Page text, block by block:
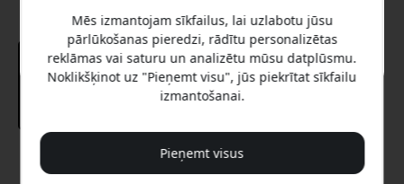
Ieteicamā cena
Mēs izmantojam sīkfailus, lai uzlabotu jūsu
pārlūkošanas pieredzi, rādītu personalizētas
reklāmas vai saturu un analizētu mūsu datplūsmu.
Noklikšķinot uz "Pieņemt visu", jūs piekrītat sīkfailu
izmantošanai.
Pieņemt visus
Nē, es labāk maksātu pilnu cenu.